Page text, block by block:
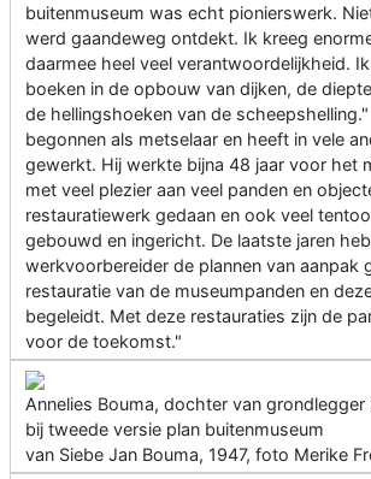
buitenmuseum was echt pionierswerk.
werd gaandeweg ontdekt. Ik kreeg
daarmee heel veel verantwoordelijkheid.
boeken in de opbouw van dijken, de
de hellingshoeken van de
begonnen als metselaar en heeft in vele
gewerkt. Hij werkte bijna 48 jaar voor het
met veel plezier aan veel panden en
restauratiewerk gedaan en ook veel
gebouwd en ingericht. De laatste jaren
werkvoorbereider de plannen van aanpak
restauratie van de museumpanden en
begeleidt. Met deze restauraties zijn de
voor de toekomst."
Annelies Bouma, dochter van grondlegger
bij tweede versie plan buitenmuseum
van Siebe Jan Bouma, 1947, foto Merike